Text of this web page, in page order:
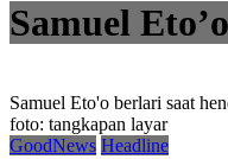
Samuel Eto’o
Samuel Eto'o berlari saat
foto: tangkapan layar
GoodNews Headline